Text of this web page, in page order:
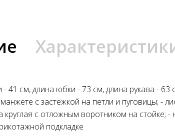
41 см, длина юбки - 73 см, длина рукава -
с застёжкой на петли и пуговицы; -
круглая с отложным воротником на стойке;
подкладке